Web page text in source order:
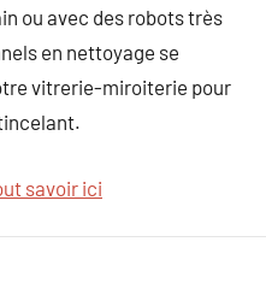
ou avec des robots très
en nettoyage se
vitrerie-miroiterie pour
savoir ici